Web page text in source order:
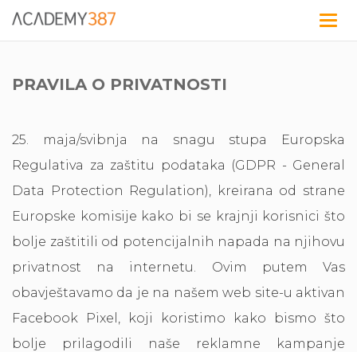
PRAVILA O PRIVATNOSTI
25. maja/svibnja na snagu stupa Europska
Regulativa za zaštitu podataka (GDPR - General
Data Protection Regulation), kreirana od strane
Europske komisije kako bi se krajnji korisnici što
bolje zaštitili od potencijalnih napada na njihovu
privatnost na internetu. Ovim putem Vas
obavještavamo da je na našem web site-u aktivan
Facebook Pixel, koji koristimo kako bismo što
bolje prilagodili naše reklamne kampanje